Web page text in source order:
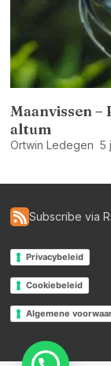
Maanvissen
altum
Ortwin Ledegen 5
Subscribe via
Privacybeleid
Cookiebeleid
Algemene